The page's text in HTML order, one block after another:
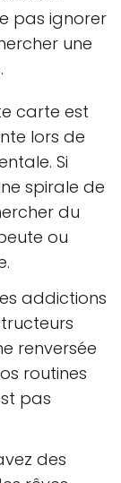
pas ignorer
une
carte est
lors de
Si
spirale de
du
ou
addictions
renversée
routines
pas
des